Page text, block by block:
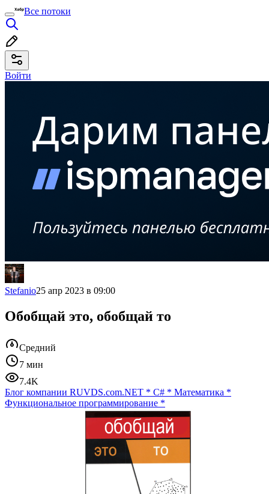
Все потоки
Войти
Stefanio25 апр 2023 в 09:00
Обобщай это, обобщай то
Средний
7 мин
7.4K
Блог компании RUVDS.com.NET * C# * Математика *
Функциональное программирование *